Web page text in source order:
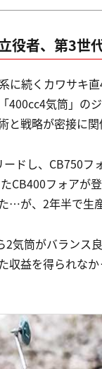
役者、第3世
に続くカワサキ
400cc4気筒」の
戦略が密接に関
ドし、CB750
CB400フォアが
…が、2年半で生
気筒がバランス
収益を得られな